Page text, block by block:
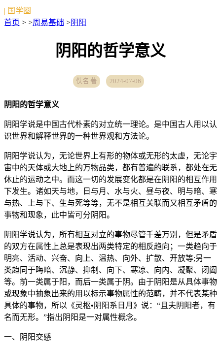
| 国学圈
首页 > >周易基础 >阴阳
阴阳的哲学意义
佚名 著 2024-07-06
阴阳的哲学意义
阴阳学说是中国古代朴素的对立统一理论。是中国古人用以认
识世界和解释世界的一种世界观和方法论。
阴阳学说认为，无论世界上有形的物体或无形的太虚，无论宇
宙中的天体或大地上的万物品类，都有普遍的联系，都处在无
休止的运动之中。而这一切的发展变化都是在阴阳的相互作用
下发生。诸如天与地，日与月、水与火、昼与夜、明与暗、寒
与热、上与下、生与死等等，无不是相互关联而又相互矛盾的
事物和现象，此中皆可分阴阳。
阴阳学说认为，所有相互对立的事物尽管千差万别，但是矛盾
的双方在属性上总是表现出两类特定的相反趋向；一类趋向于
明亮、活动、兴奋、向上、温热、向外、扩散、开放等;另一
类趋同于晦暗、沉静、抑制、向下、寒凉、向内、凝聚、闭阖
等。前一类属于阳，而后一类属于阴。由于阴阳是从具体事物
或现象中抽象出来的用以标示事物属性的范畴，并不代表某种
具体的事物，所以《灵枢•阴阳系日月》说：“且夫阴阳者，有
名而无形。”指出阴阳是一对属性概念。
一、阴阳交感